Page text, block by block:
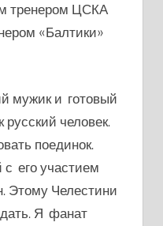
тренером ЦСКА
«Балтики»
мужик и готовый
русский человек.
поединок.
его участием
Этому Челестини
Я фанат